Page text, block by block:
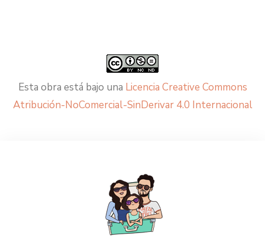
Esta obra está bajo una Licencia Creative Commons
Atribución-NoComercial-SinDerivar 4.0 Internacional